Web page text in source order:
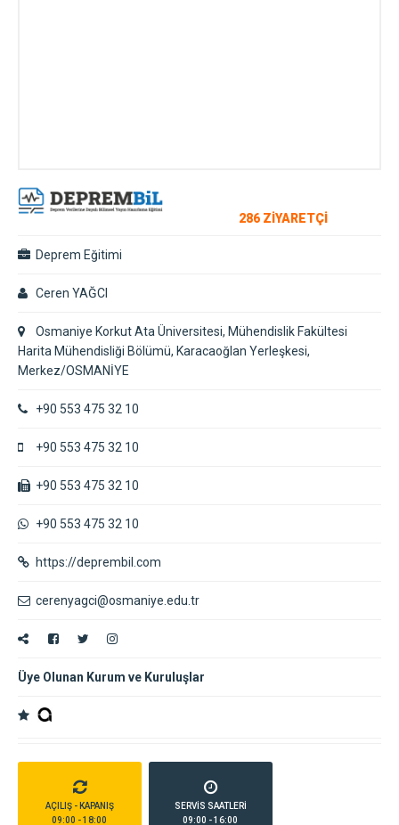
286 ZİYARETÇİ
Deprem Eğitimi
Ceren YAĞCI
Osmaniye Korkut Ata Üniversitesi, Mühendislik Fakültesi
Harita Mühendisliği Bölümü, Karacaoğlan Yerleşkesi,
Merkez/OSMANİYE
+90 553 475 32 10
+90 553 475 32 10
+90 553 475 32 10
+90 553 475 32 10
https://deprembil.com
cerenyagci@osmaniye.edu.tr
Üye Olunan Kurum ve Kuruluşlar
AÇILIŞ - KAPANIŞ
09:00 - 18:00
SERVİS SAATLERİ
09:00 - 16:00